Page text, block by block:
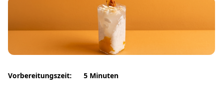
Vorbereitungszeit: 5 Minuten